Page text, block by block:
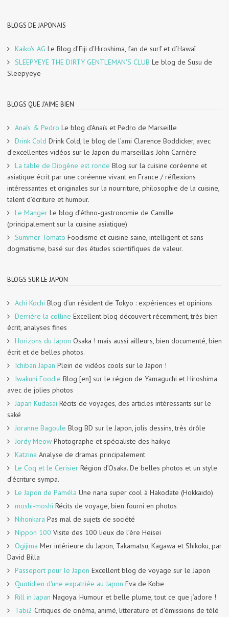
BLOGS DE JAPONAIS
Kaiko's AG Le Blog d’Eiji d’Hiroshima, fan de surf et d’Hawaï
SLEEPYEYE THE DIRTY GENTLEMAN'S CLUB Le blog de Susu de
Sleepyeye
BLOGS QUE J'AIME BIEN
Anaïs & Pedro Le blog d’Anaïs et Pedro de Marseille
Drink Cold Drink Cold, le blog de l’ami Clarence Boddicker, avec
d’excellentes vidéos sur le Japon du marseillais John Carrière
La table de Diogène est ronde Blog sur la cuisine coréenne et
asiatique écrit par une coréenne vivant en France / réflexions
intéressantes et originales sur la nourriture, philosophie de la cuisine,
talent d’écriture et humour.
Le Manger Le blog d’éthno-gastronomie de Camille
(principalement sur la cuisine asiatique)
Summer Tomato Foodisme et cuisine saine, intelligent et sans
dogmatisme, basé sur des études scientifiques de valeur.
BLOGS SUR LE JAPON
Achi Kochi Blog d’un résident de Tokyo : expériences et opinions
Derrière la colline Excellent blog découvert récemment, très bien
écrit, analyses fines
Horizons du Japon Osaka ! mais aussi ailleurs, bien documenté, bien
écrit et de belles photos.
Ichiban Japan Plein de vidéos cools sur le Japon !
Iwakuni Foodie Blog [en] sur le région de Yamaguchi et Hiroshima
avec de jolies photos
Japan Kudasai Récits de voyages, des articles intéressants sur le
saké
Joranne Bagoule Blog BD sur le Japon, jolis dessins, très drôle
Jordy Meow Photographe et spécialiste des haikyo
Katzina Analyse de dramas principalement
Le Coq et le Cerisier Région d’Osaka. De belles photos et un style
d’écriture sympa.
Le Japon de Paméla Une nana super cool à Hakodate (Hokkaido)
moshi-moshi Récits de voyage, bien fourni en photos
Nihonkara Pas mal de sujets de société
Nippon 100 Visite des 100 lieux de l’ère Heisei
Ogijima Mer intérieure du Japon, Takamatsu, Kagawa et Shikoku, par
David Billa
Passeport pour le Japon Excellent blog de voyage sur le Japon
Quotidien d'une expatriée au Japon Eva de Kobe
Rill in Japan Nagoya. Humour et belle plume, tout ce que j’adore !
Tabi2 Critiques de cinéma, animé, litterature et d’émissions de télé